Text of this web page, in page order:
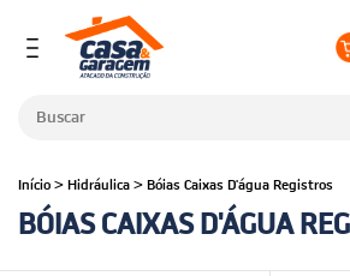
Início > Hidráulica > Bóias Caixas D'água Registros
BÓIAS CAIXAS D'ÁGUA